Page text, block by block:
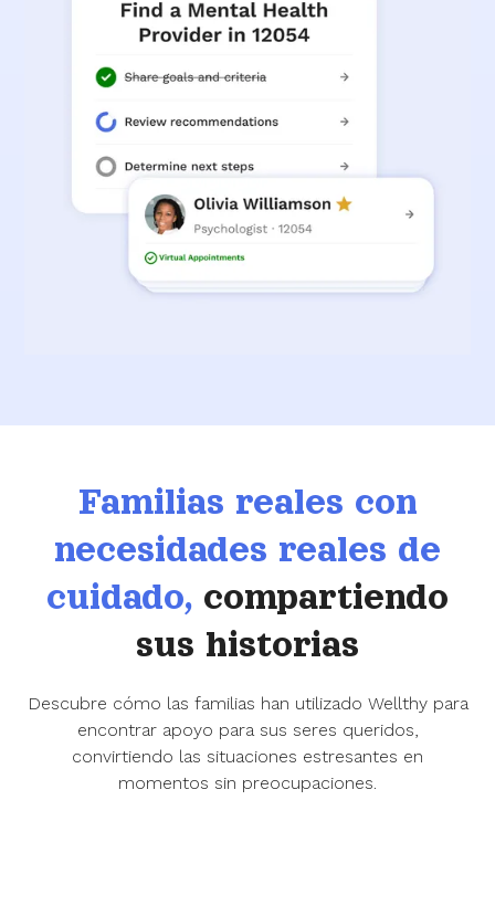
Familias reales con
necesidades reales de
cuidado, compartiendo
sus historias
Descubre cómo las familias han utilizado Wellthy para
encontrar apoyo para sus seres queridos,
convirtiendo las situaciones estresantes en
momentos sin preocupaciones.